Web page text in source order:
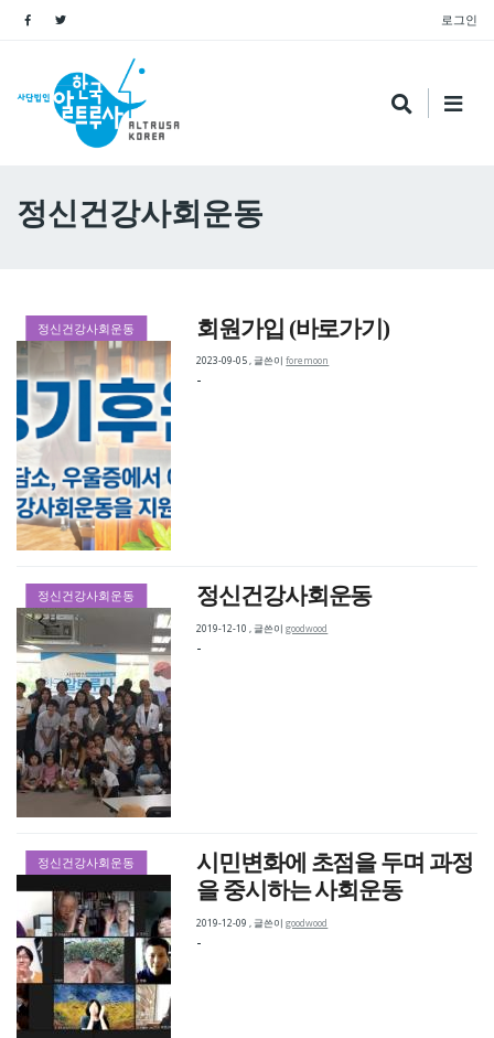
로그인
정신건강사회운동
정신건강사회운동 회원가입 (바로가기)
2023-09-05,글쓴이foremoon
-
정신건강사회운동 정신건강사회운동
2019-12-10 ,글쓴이goodwood
-
정신건강사회운동
시민변화에 초점을 두며 과정
을 중시하는 사회운동
2019-12-09 ,글쓴이goodwood
-